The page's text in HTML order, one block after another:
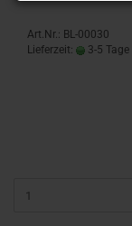
Art.Nr.: BL-00030
Lieferzeit:
3-5 Tage